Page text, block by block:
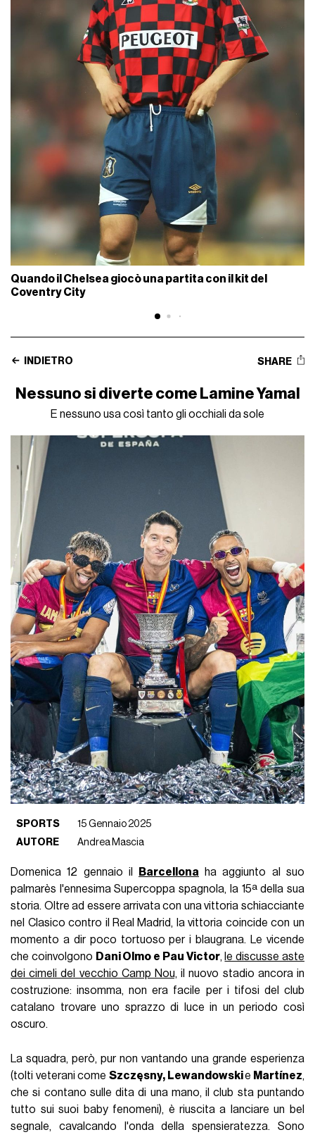
Quando il Chelsea giocò una partita con il kit del
Coventry City
INDIETRO SHARE
Nessuno si diverte come Lamine Yamal
E nessuno usa così tanto gli occhiali da sole
SPORTS
15 Gennaio 2025
AUTORE
Andrea Mascia
Domenica 12 gennaio il Barcellona ha aggiunto al suo
palmarès l'ennesima Supercoppa spagnola, la 15ª della sua
storia. Oltre ad essere arrivata con una vittoria schiacciante
nel Clasico contro il Real Madrid, la vittoria coincide con un
momento a dir poco tortuoso per i blaugrana. Le vicende
che coinvolgono Dani Olmo e Pau Victor, le discusse aste
dei cimeli del vecchio Camp Nou, il nuovo stadio ancora in
costruzione: insomma, non era facile per i tifosi del club
catalano trovare uno sprazzo di luce in un periodo così
oscuro.
La squadra, però, pur non vantando una grande esperienza
(tolti veterani come Szczęsny, Lewandowskie Martínez,
che si contano sulle dita di una mano, il club sta puntando
tutto sui suoi baby fenomeni), è riuscita a lanciare un bel
segnale, cavalcando l'onda della spensieratezza. Sono